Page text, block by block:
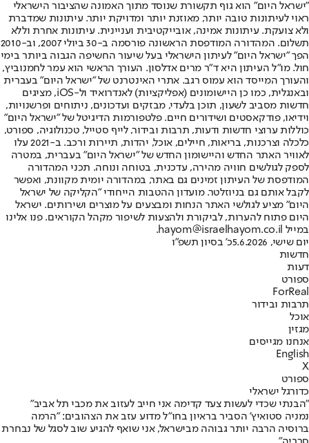
"ישראל היום" הוא גוף תקשורת שנוסד מתוך האמונה שהציבור הישראלי
ראוי לעיתונות טובה יותר, מאוזנת יותר ומדויקת יותר. עיתונות שמדברת
ולא צועקת. עיתונות אמינה, אובייקטיבית ועניינית. עיתונות אחרת וללא
תשלום. המהדורה המודפסת הראשונה פורסמה ב-30 ביולי 2007, וב-2010
הפך "ישראל היום" לעיתון הישראלי בעל שיעור החשיפה הגבוה ביותר בימי
חול. מו"ל העיתון היא ד"ר מרים אדלסון. העורך הראשי הוא עמר לחמנוביץ,
והעורך המייסד הוא עמוס רגב. אתרי האינטרנט של "ישראל היום" בעברית
ובאנגלית, כמו כן היישומונים (אפליקציות) לאנדרואיד ול-iOS, מציגים
חדשות מסביב לשעון, תוכן בלעדי, מבזקים ועדכונים, ניתוחים ופרשנויות,
וידיאו, פודקאסטים ושידורים חיים. פלטפורמות הדיגיטל של "ישראל היום"
כוללות ערוצי חדשות ודעות, תרבות ובידור, לייף סטייל, טכנולוגיה, ספורט,
כלכלה וצרכנות, בריאות, חיילים, אוכל, יהדות, תיירות ורכב. ב-2021 עלו
לאוויר האתר החדש והיישומון החדש של "ישראל היום" בעברית, במטרה
לספק לגולשים חוויה מהירה, עדכנית, בטוחה ונוחה. תכני המהדורה
המודפסת של העיתון זמינים גם באתר, במהדורה יומית מקוונת, ואפשר
לקבל אותם גם בניוזלטר. מועדון ההטבות הייחודי "הקליקה של ישראל
היום" מציע לגולשי האתר הנחות ומבצעים על מוצרים ושירותים. ישראל
היום פתוח להערות, לביקורת ולהצעות לשיפור מקהל הקוראים. פנו אלינו
במייל hayom@israelhayom.co.il.
יום שישי, 5.6.2026
כ' בסיון תשפ"ו
חדשות
דעות
ספורט
ForReal
תרבות ובידור
אוכל
מגזין
אנחנו מגייסים
English
X
ספורט
כדורגל ישראלי
"הבנתי שכדי לעשות צעד קדימה אני חייב לעזוב את מכבי תל אביב"
נמניה סטואיץ' הסביר בראיון בחו"ל מדוע עזב את הצהובים: "הרמה
ברוסיה הרבה יותר גבוהה מבישראל, אני שואף להגיע שוב לסגל של נבחרת